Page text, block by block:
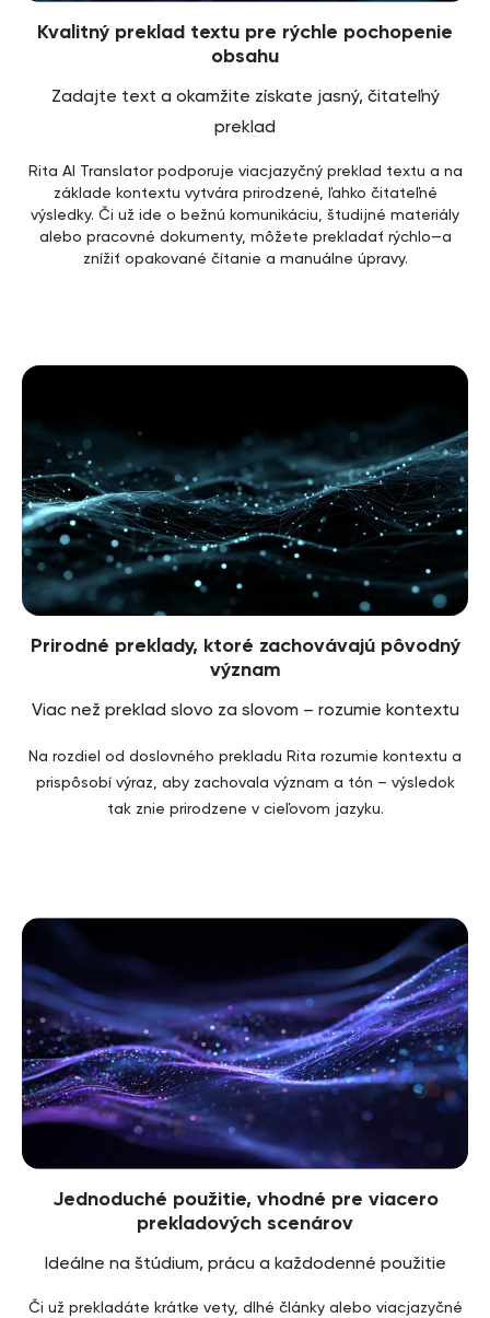
Kvalitný preklad textu pre rýchle pochopenie
obsahu
Zadajte text a okamžite získate jasný, čitateľný
preklad
Rita AI Translator podporuje viacjazyčný preklad textu a na
základe kontextu vytvára prirodzené, ľahko čitateľné
výsledky. Či už ide o bežnú komunikáciu, študijné materiály
alebo pracovné dokumenty, môžete prekladať rýchlo—a
znížiť opakované čítanie a manuálne úpravy.
Prirodné preklady, ktoré zachovávajú pôvodný
význam
Viac než preklad slovo za slovom – rozumie kontextu
Na rozdiel od doslovného prekladu Rita rozumie kontextu a
prispôsobí výraz, aby zachovala význam a tón – výsledok
tak znie prirodzene v cieľovom jazyku.
Jednoduché použitie, vhodné pre viacero
prekladových scenárov
Ideálne na štúdium, prácu a každodenné použitie
Či už prekladáte krátke vety, dlhé články alebo viacjazyčné